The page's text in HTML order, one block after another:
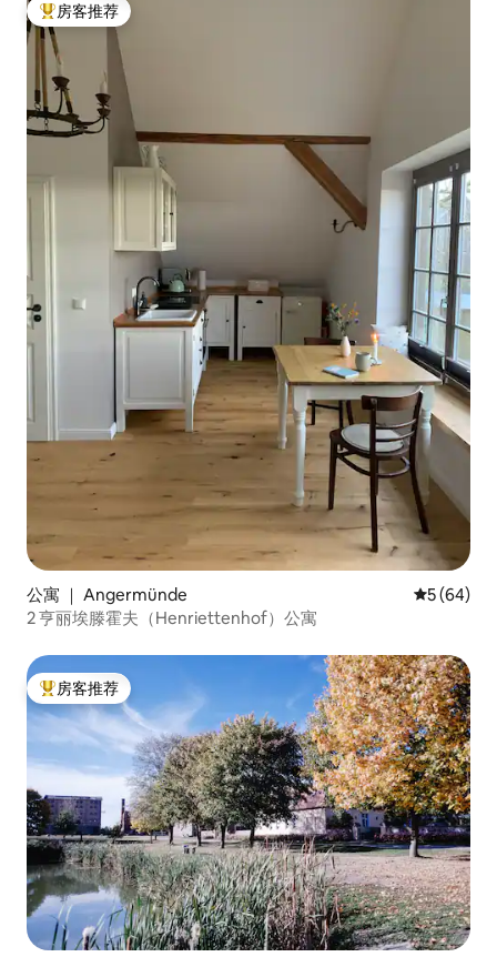
热门「房客推荐」
房客推荐
公寓 ｜ Angermünde 平均评分
5 (64)
2 亨丽埃滕霍夫（Henriettenhof）公寓
热门「房客推荐」
房客推荐